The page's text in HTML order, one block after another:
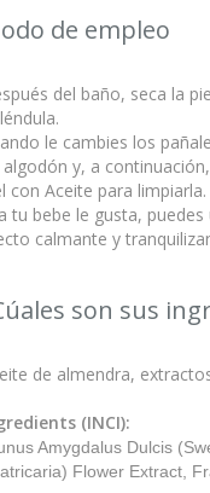
de empleo
del baño, seca la
le cambies los
algodón y, a
con Aceite para limpiarla.
tu bebe le gusta,
calmante y
son sus
de almendra,
(INCI):
Amygdalus Dulcis
Flower Extract,